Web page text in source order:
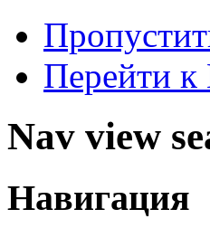
Перейти к
Nav view
Навигация